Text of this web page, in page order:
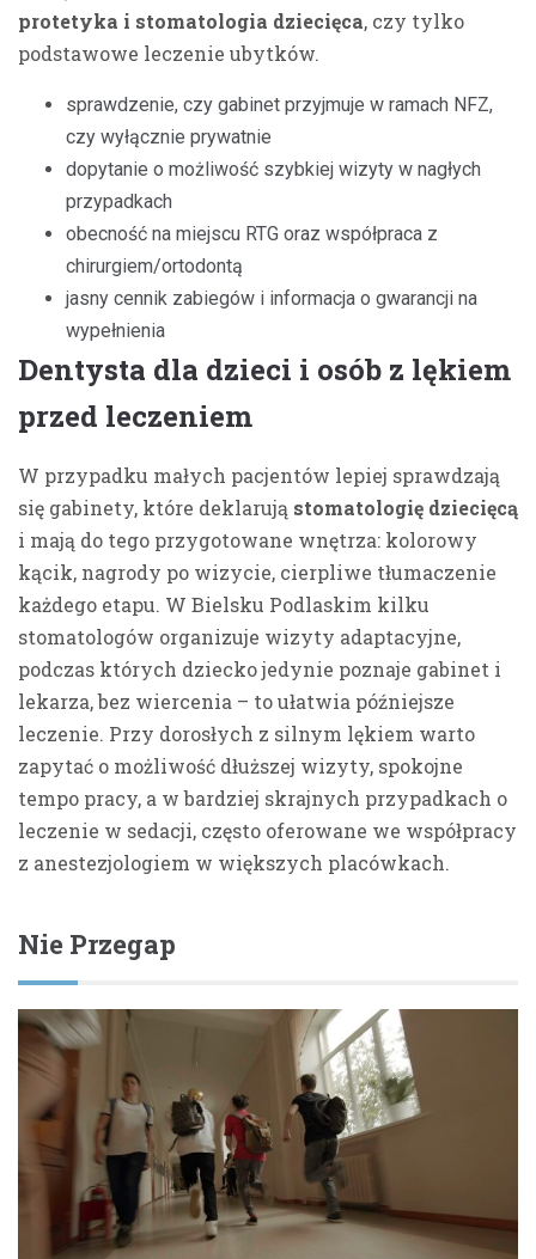
protetyka i stomatologia dziecięca, czy tylko
podstawowe leczenie ubytków.
sprawdzenie, czy gabinet przyjmuje w ramach NFZ,
czy wyłącznie prywatnie
dopytanie o możliwość szybkiej wizyty w nagłych
przypadkach
obecność na miejscu RTG oraz współpraca z
chirurgiem/ortodontą
jasny cennik zabiegów i informacja o gwarancji na
wypełnienia
Dentysta dla dzieci i osób z lękiem
przed leczeniem
W przypadku małych pacjentów lepiej sprawdzają
się gabinety, które deklarują stomatologię dziecięcą
i mają do tego przygotowane wnętrza: kolorowy
kącik, nagrody po wizycie, cierpliwe tłumaczenie
każdego etapu. W Bielsku Podlaskim kilku
stomatologów organizuje wizyty adaptacyjne,
podczas których dziecko jedynie poznaje gabinet i
lekarza, bez wiercenia – to ułatwia późniejsze
leczenie. Przy dorosłych z silnym lękiem warto
zapytać o możliwość dłuższej wizyty, spokojne
tempo pracy, a w bardziej skrajnych przypadkach o
leczenie w sedacji, często oferowane we współpracy
z anestezjologiem w większych placówkach.
Nie Przegap